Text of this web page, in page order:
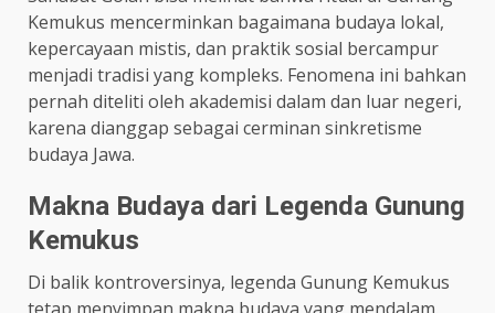
Kemukus mencerminkan bagaimana budaya lokal,
kepercayaan mistis, dan praktik sosial bercampur
menjadi tradisi yang kompleks. Fenomena ini bahkan
pernah diteliti oleh akademisi dalam dan luar negeri,
karena dianggap sebagai cerminan sinkretisme
budaya Jawa.
Makna Budaya dari Legenda Gunung
Kemukus
Di balik kontroversinya, legenda Gunung Kemukus